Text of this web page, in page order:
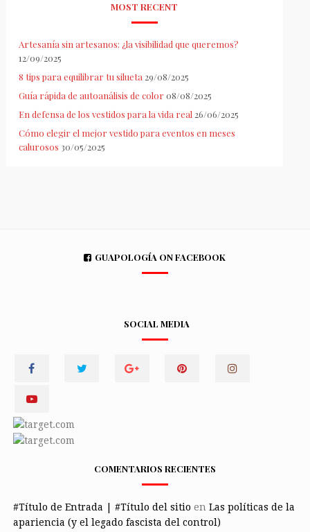
MOST RECENT
Artesanía sin artesanos: ¿la visibilidad que queremos?
12/09/2025
8 tips para equilibrar tu silueta 29/08/2025
Guía rápida de autoanálisis de color 08/08/2025
En defensa de los vestidos para la vida real 26/06/2025
Cómo elegir el mejor vestido para eventos en meses
calurosos 30/05/2025
GUAPOLOGÍA ON FACEBOOK
SOCIAL MEDIA
COMENTARIOS RECIENTES
#Título de Entrada | #Título del sitio en Las políticas de la
apariencia (y el legado fascista del control)